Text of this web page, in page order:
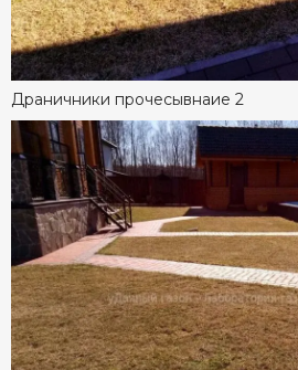
Драничники прочесывнаие 2